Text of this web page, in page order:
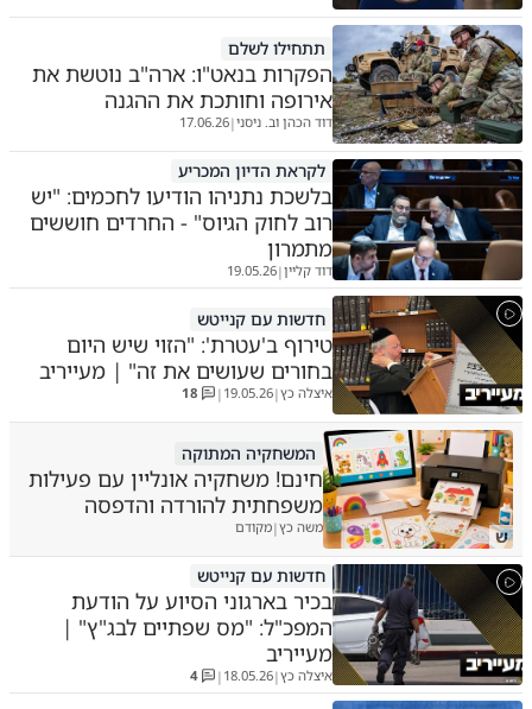
תתחילו לשלם
הפקרות בנאט"ו: ארה"ב נוטשת את
אירופה וחותכת את ההגנה
דוד הכהן וב. ניסני|
17.06.26
לקראת הדיון המכריע
בלשכת נתניהו הודיעו לחכמים: "יש
רוב לחוק הגיוס" - החרדים חוששים
מתמרון
דוד קליין|
19.05.26
חדשות עם קנייטש
טירוף ב'עטרת': "הזוי שיש היום
בחורים שעושים את זה" | מעייריב
איצלה כץ|
19.05.26
|
18
ש
המשחקיה המתוקה
חינם! משחקיה אונליין עם פעילות
משפחתית להורדה והדפסה
משה כץ|מקודם
חדשות עם קנייטש
בכיר בארגוני הסיוע על הודעת
המפכ"ל: "מס שפתיים לבג"ץ" |
מעייריב
איצלה כץ|
18.05.26
|
4